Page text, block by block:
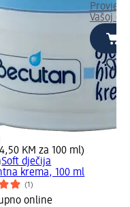
KM za 100 ml)
Soft dječija
krema, 100 ml
(1)
online
Vašoj